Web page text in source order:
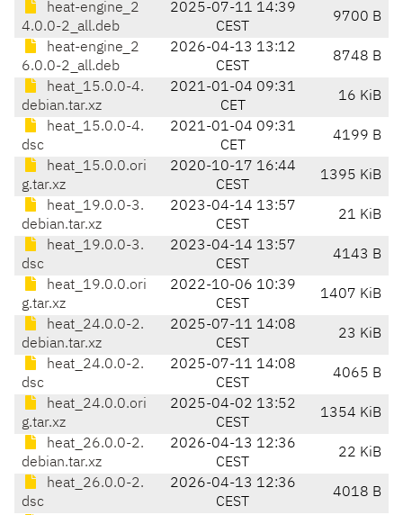
heat-engine_2
4.0.0-2_all.deb
2025-07-11 14:39
CEST
9700 B
heat-engine_2
6.0.0-2_all.deb
2026-04-13 13:12
CEST
8748 B
heat_15.0.0-4.
debian.tar.xz
2021-01-04 09:31
CET
16 KiB
heat_15.0.0-4.
dsc
2021-01-04 09:31
CET
4199 B
heat_15.0.0.ori
g.tar.xz
2020-10-17 16:44
CEST
1395 KiB
heat_19.0.0-3.
debian.tar.xz
2023-04-14 13:57
CEST
21 KiB
heat_19.0.0-3.
dsc
2023-04-14 13:57
CEST
4143 B
heat_19.0.0.ori
g.tar.xz
2022-10-06 10:39
CEST
1407 KiB
heat_24.0.0-2.
debian.tar.xz
2025-07-11 14:08
CEST
23 KiB
heat_24.0.0-2.
dsc
2025-07-11 14:08
CEST
4065 B
heat_24.0.0.ori
g.tar.xz
2025-04-02 13:52
CEST
1354 KiB
heat_26.0.0-2.
debian.tar.xz
2026-04-13 12:36
CEST
22 KiB
heat_26.0.0-2.
dsc
2026-04-13 12:36
CEST
4018 B